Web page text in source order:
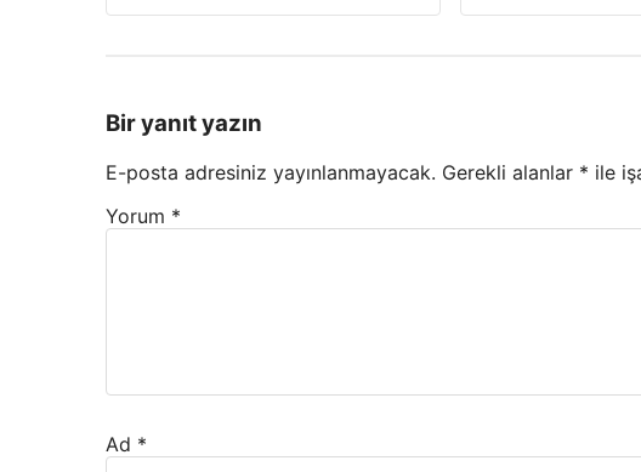
Bir yanıt yazın
E-posta adresiniz yayınlanmayacak. Gerekli alanlar * ile
Yorum *
Ad *